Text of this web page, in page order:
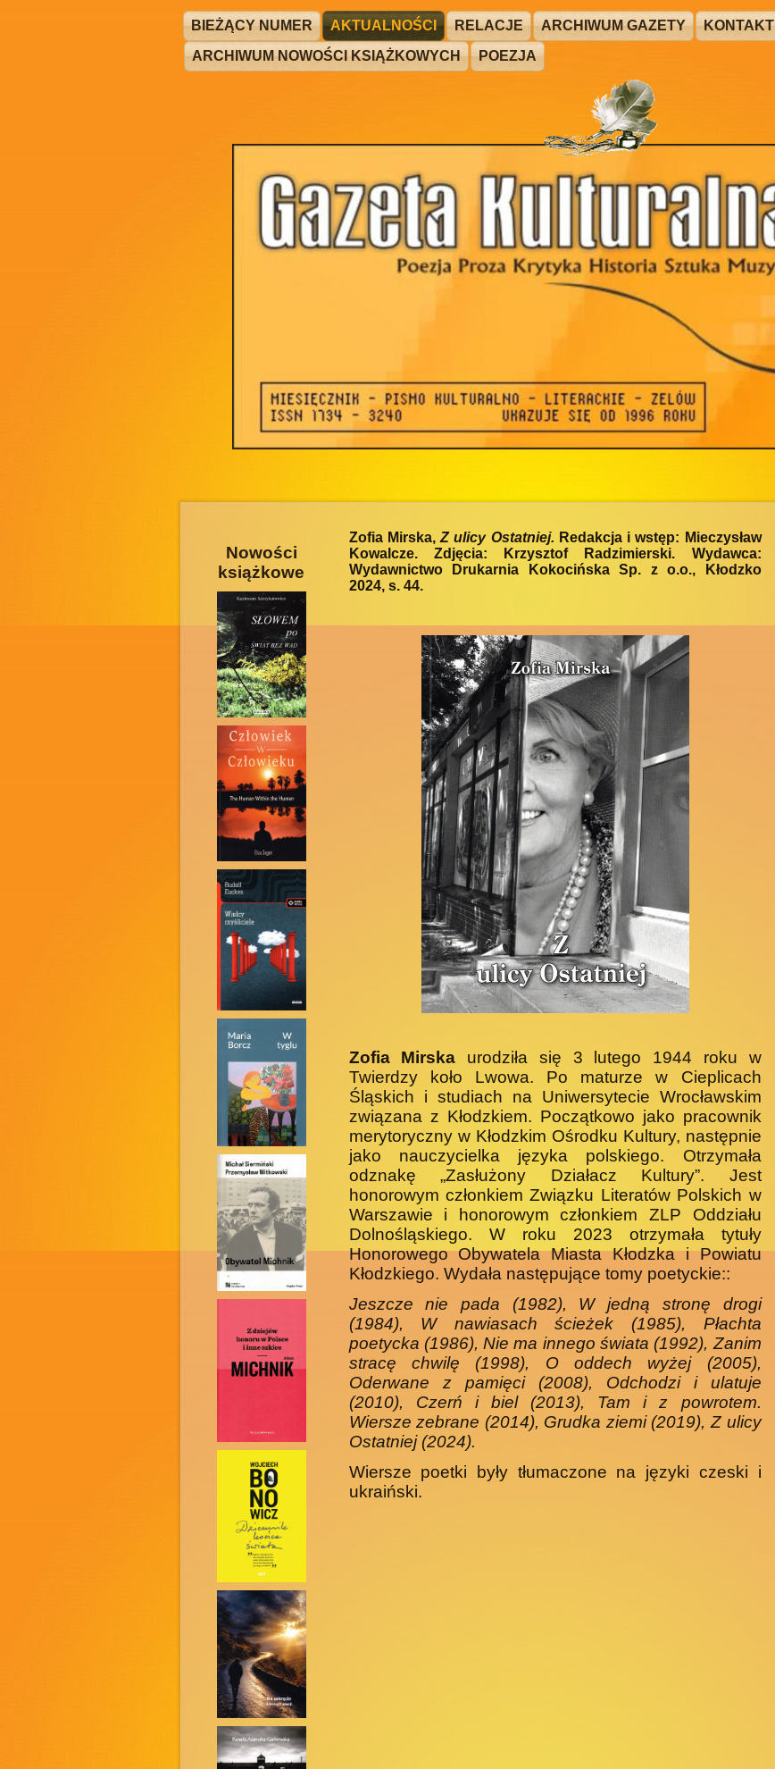
BIEŻĄCY NUMER AKTUALNOŚCI RELACJE ARCHIWUM GAZETY
KONTAKT
ARCHIWUM NOWOŚCI KSIĄŻKOWYCH
POEZJA
Nowości
książkowe
Zofia Mirska,Z ulicy Ostatniej. Redakcja i wstęp: Mieczysław
Kowalcze. Zdjęcia: Krzysztof Radzimierski. Wydawca:
Wydawnictwo Drukarnia Kokocińska Sp. z o.o., Kłodzko
2024, s. 44.
Zofia Mirska urodziła się 3 lutego 1944 roku w
Twierdzy koło Lwowa. Po maturze w Cieplicach
Śląskich i studiach na Uniwersyte­cie Wrocławskim
związana z Kłodzkiem. Początkowo jako pracownik
merytoryczny w Kłodzkim Ośrodku Kultury, na­stępnie
jako nauczycielka języka polskiego. Otrzymała
odzna­kę „Zasłużony Działacz Kultury”. Jest
honorowym członkiem Związku Literatów Polskich w
Warszawie i honorowym człon­kiem ZLP Oddziału
Dolnośląskiego. W roku 2023 otrzymała ty­tuły
Honorowego Obywatela Miasta Kłodzka i Powiatu
Kłodz­kiego. Wydała następujące tomy poetyckie::
Jeszcze nie pada (1982), W jedną stronę drogi
(1984), W nawiasach ścieżek (1985), Płachta
poetycka (1986), Nie ma innego świata (1992), Zanim
stracę chwilę (1998), O oddech wyżej (2005),
Oderwane z pamięci (2008), Odchodzi i ulatuje
(2010), Czerń i biel (2013), Tam i z powrotem.
Wiersze zebrane (2014), Grudka ziemi (2019), Z ulicy
Ostatniej (2024).
Wiersze poetki były tłumaczone na języki czeski i
ukraiński.